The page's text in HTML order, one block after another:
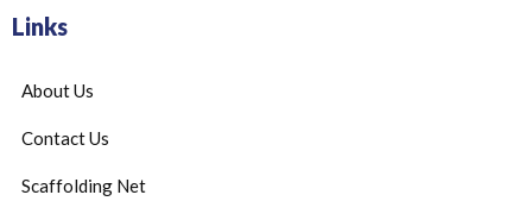
Links
About Us
Contact Us
Scaffolding Net